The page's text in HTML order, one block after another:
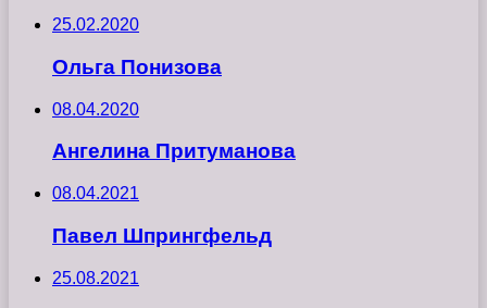
25.02.2020
Ольга Понизова
08.04.2020
Ангелина Притуманова
08.04.2021
Павел Шпрингфельд
25.08.2021